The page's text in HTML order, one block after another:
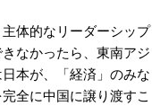
体的なリーダーシップ
なかったら、東南アジ
本が、「経済」のみな
全に中国に譲り渡すこ